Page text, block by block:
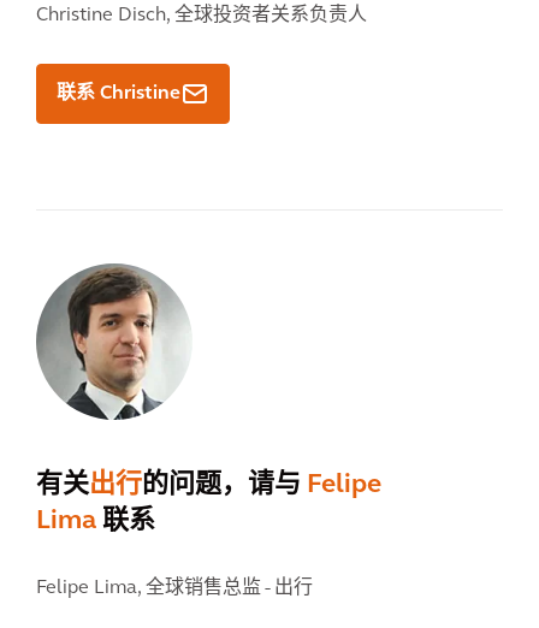
Christine Disch, 全球投资者关系负责人
联系 Christine
有关出行的问题，请与 Felipe
Lima 联系
Felipe Lima, 全球销售总监 - 出行